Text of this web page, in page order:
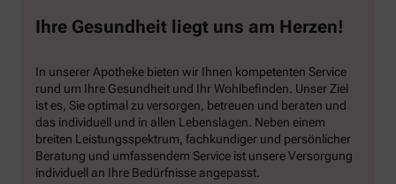
Ihre Gesundheit liegt uns am Herzen!
In unserer Apotheke bieten wir Ihnen kompetenten Service
rund um Ihre Gesundheit und Ihr Wohlbefinden. Unser Ziel
ist es, Sie optimal zu versorgen, betreuen und beraten und
das individuell und in allen Lebenslagen. Neben einem
breiten Leistungsspektrum, fachkundiger und persönlicher
Beratung und umfassendem Service ist unsere Versorgung
individuell an Ihre Bedürfnisse angepasst.